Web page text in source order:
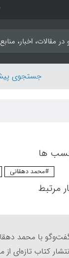
جستجوی
ها
#محمد دهقانی
مرتبط
با محمد
کتاب تازه‌ای